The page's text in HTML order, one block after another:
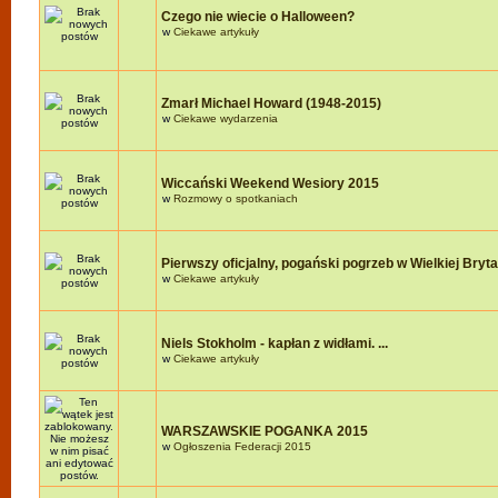
Czego nie wiecie o Halloween?
wCiekawe artykuły
Zmarł Michael Howard (1948-2015)
wCiekawe wydarzenia
Wiccański Weekend Wesiory 2015
wRozmowy o spotkaniach
Pierwszy oficjalny, pogański pogrzeb w Wielkiej
wCiekawe artykuły
Niels Stokholm - kapłan z widłami. ...
wCiekawe artykuły
WARSZAWSKIE POGANKA 2015
wOgłoszenia Federacji 2015